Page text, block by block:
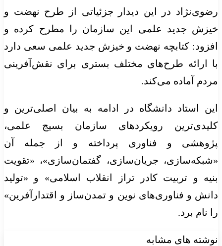
رضوی‌نژاد در این دیدار جزئیاتی از طرح نهضت و
خیزش جدید علمی این سازمان را مطرح کرده و
افزود: کتابچه نهضت و خیزش جدید علمی سعی دارد
با ارائه طرح‌های مختلف بستری برای نقش‌آفرینی
مردم آماده می‌کند.
این استاد دانشگاه در ادامه به بیان اصلی‌ترین و
کلیدی‌ترین رویکردهای سازمان بسیج علمی،
پژوهشی و فناوری پرداخته و از جمله آن
«شبکه‌سازی، جریان‌سازی، گفتمان‌سازی»، «تقویت
بنیه و تربیت کادر تراز انقلاب اسلامی» و «تولید
دانش و فناوری‌های نوین و تمدن‌ساز و اقتدارآفرین»
را نام برد.
نوشته های مشابه